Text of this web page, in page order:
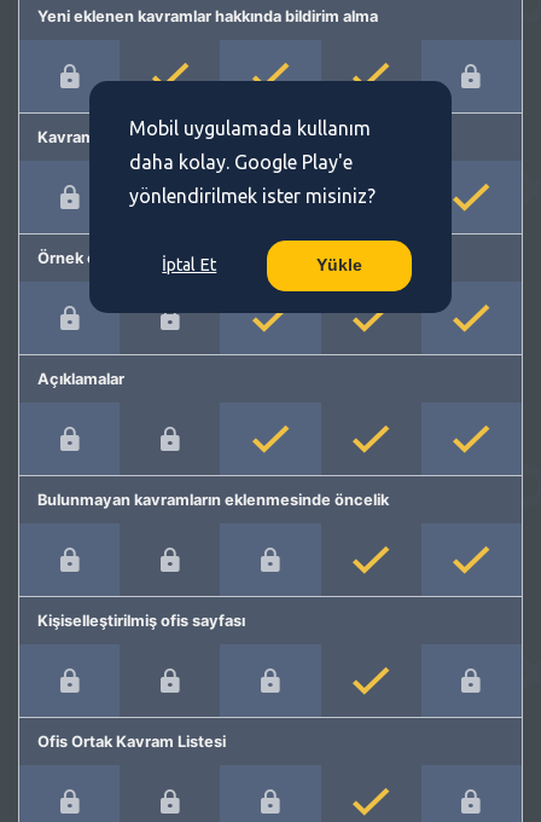
Yeni eklenen kavramlar hakkında bildirim alma
Kavram önerme
Örnek cümleler
Açıklamalar
Bulunmayan kavramların eklenmesinde öncelik
Kişiselleştirilmiş ofis sayfası
Ofis Ortak Kavram Listesi
Mobil uygulamada kullanım
daha kolay. Google Play'e
yönlendirilmek ister misiniz?
İptal Et Yükle